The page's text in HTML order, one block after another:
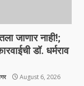
जाणार नाही!;
डॉ. धर्मराव
August 6, 2026